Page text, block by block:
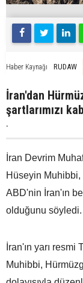
Haber Kaynağı RUDAW
İran'dan
şartlarımızı
.
İran Devrim
Hüseyin Muhibbi,
ABD'nin İran'ın
olduğunu söyledi.
İran'ın yarı resmi
Muhibbi,